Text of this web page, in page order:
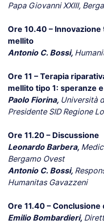
Papa Giovanni XXIII,
Ore 10.40 –
mellito
Antonio C. Bossi,
Ore 11 – Terapia
mellito tipo 1: speranze
Paolo Fiorina, Università
Presidente SID Regione
Ore 11.20 – Discussione
Leonardo Barbera,
Bergamo Ovest
Antonio C. Bossi,
Humanitas Gavazzeni
Ore 11.40 – Conclusione
Emilio Bombardieri,